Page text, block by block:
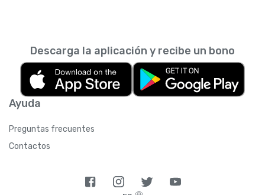
Ayuda
Preguntas frecuentes
Contactos
Descarga la aplicación y recibe un bono